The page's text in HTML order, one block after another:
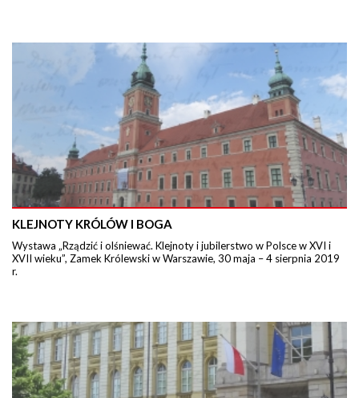
KLEJNOTY KRÓLÓW I BOGA
Wystawa „Rządzić i olśniewać. Klejnoty i jubilerstwo w Polsce w XVI i
XVII wieku”, Zamek Królewski w Warszawie, 30 maja – 4 sierpnia 2019
r.